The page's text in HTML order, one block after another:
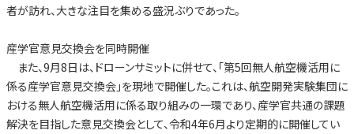
者が訪れ、大きな注目を集める盛況ぶりであった。
産学官意見交換会を同時開催
また、9月8日は、ドローンサミットに併せて、「第5回無人航空機活用に
係る産学官意見交換会」を現地で開催した。これは、航空開発実験集団に
おける無人航空機活用に係る取り組みの一環であり、産学官共通の課題
解決を目指した意見交換会として、令和4年6月より定期的に開催してい